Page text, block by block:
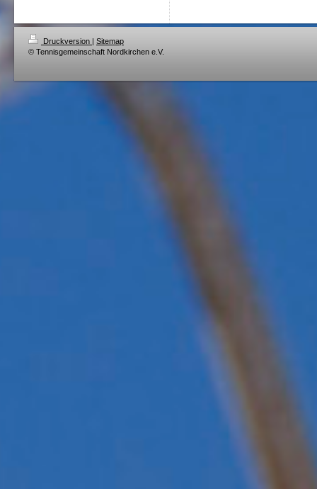
Druckversion | Sitemap
© Tennisgemeinschaft Nordkirchen e.V.